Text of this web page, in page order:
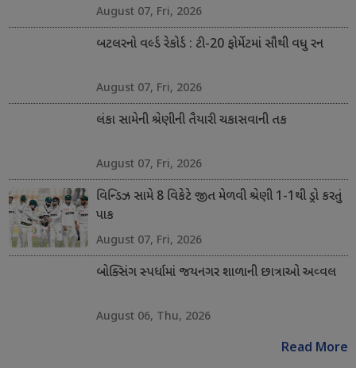
August 07, Fri, 2026
બટલરનો વર્લ્ડ રેકોર્ડ : ટી-20 ફોર્મેટમાં સૌથી વધુ રન
August 07, Fri, 2026
લંકા સામેની શ્રેણીની તૈયારી ચકાસવાની તક
August 07, Fri, 2026
વિન્ડિઝ સામે 8 વિકેટે જીત મેળવી શ્રેણી 1-1થી ડ્રો કરતું
પાક
August 07, Fri, 2026
બોક્સિંગ સ્પર્ધામાં જયનગર શાળાની છાત્રાઓ અવ્વલ
August 06, Thu, 2026
Read More